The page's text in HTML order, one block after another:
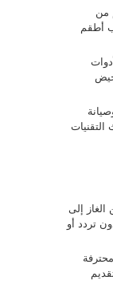
من
أطقم
إلى
تردد أو